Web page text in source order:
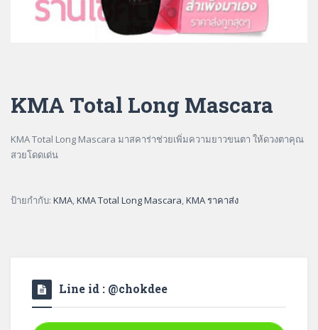
KMA Total Long Mascara
KMA Total Long Mascara มาสคาร่าช่วยเพิ่มความยาวขนตา ให้ดวงตาคุณ
สวยโดดเด่น
ป้ายกำกับ: KMA,KMA Total Long Mascara,KMA ราคาส่ง
Line id : @chokdee